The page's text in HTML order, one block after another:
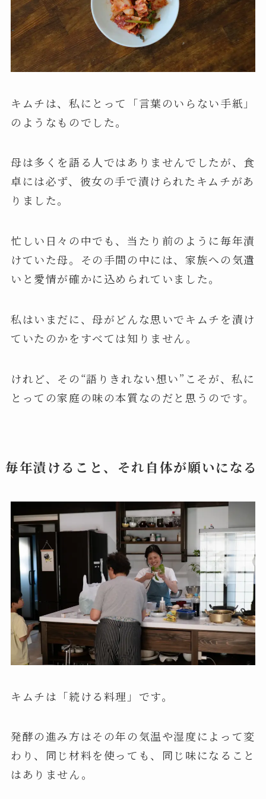
キムチは、私にとって「言葉のいらない手紙」
のようなものでした。
母は多くを語る人ではありませんでしたが、食
卓には必ず、彼女の手で漬けられたキムチがあ
りました。
忙しい日々の中でも、当たり前のように毎年漬
けていた母。その手間の中には、家族への気遣
いと愛情が確かに込められていました。
私はいまだに、母がどんな思いでキムチを漬け
ていたのかをすべては知りません。
けれど、その“語りきれない想い”こそが、私に
とっての家庭の味の本質なのだと思うのです。
毎年漬けること、それ自体が願いになる
キムチは「続ける料理」です。
発酵の進み方はその年の気温や湿度によって変
わり、同じ材料を使っても、同じ味になること
はありません。